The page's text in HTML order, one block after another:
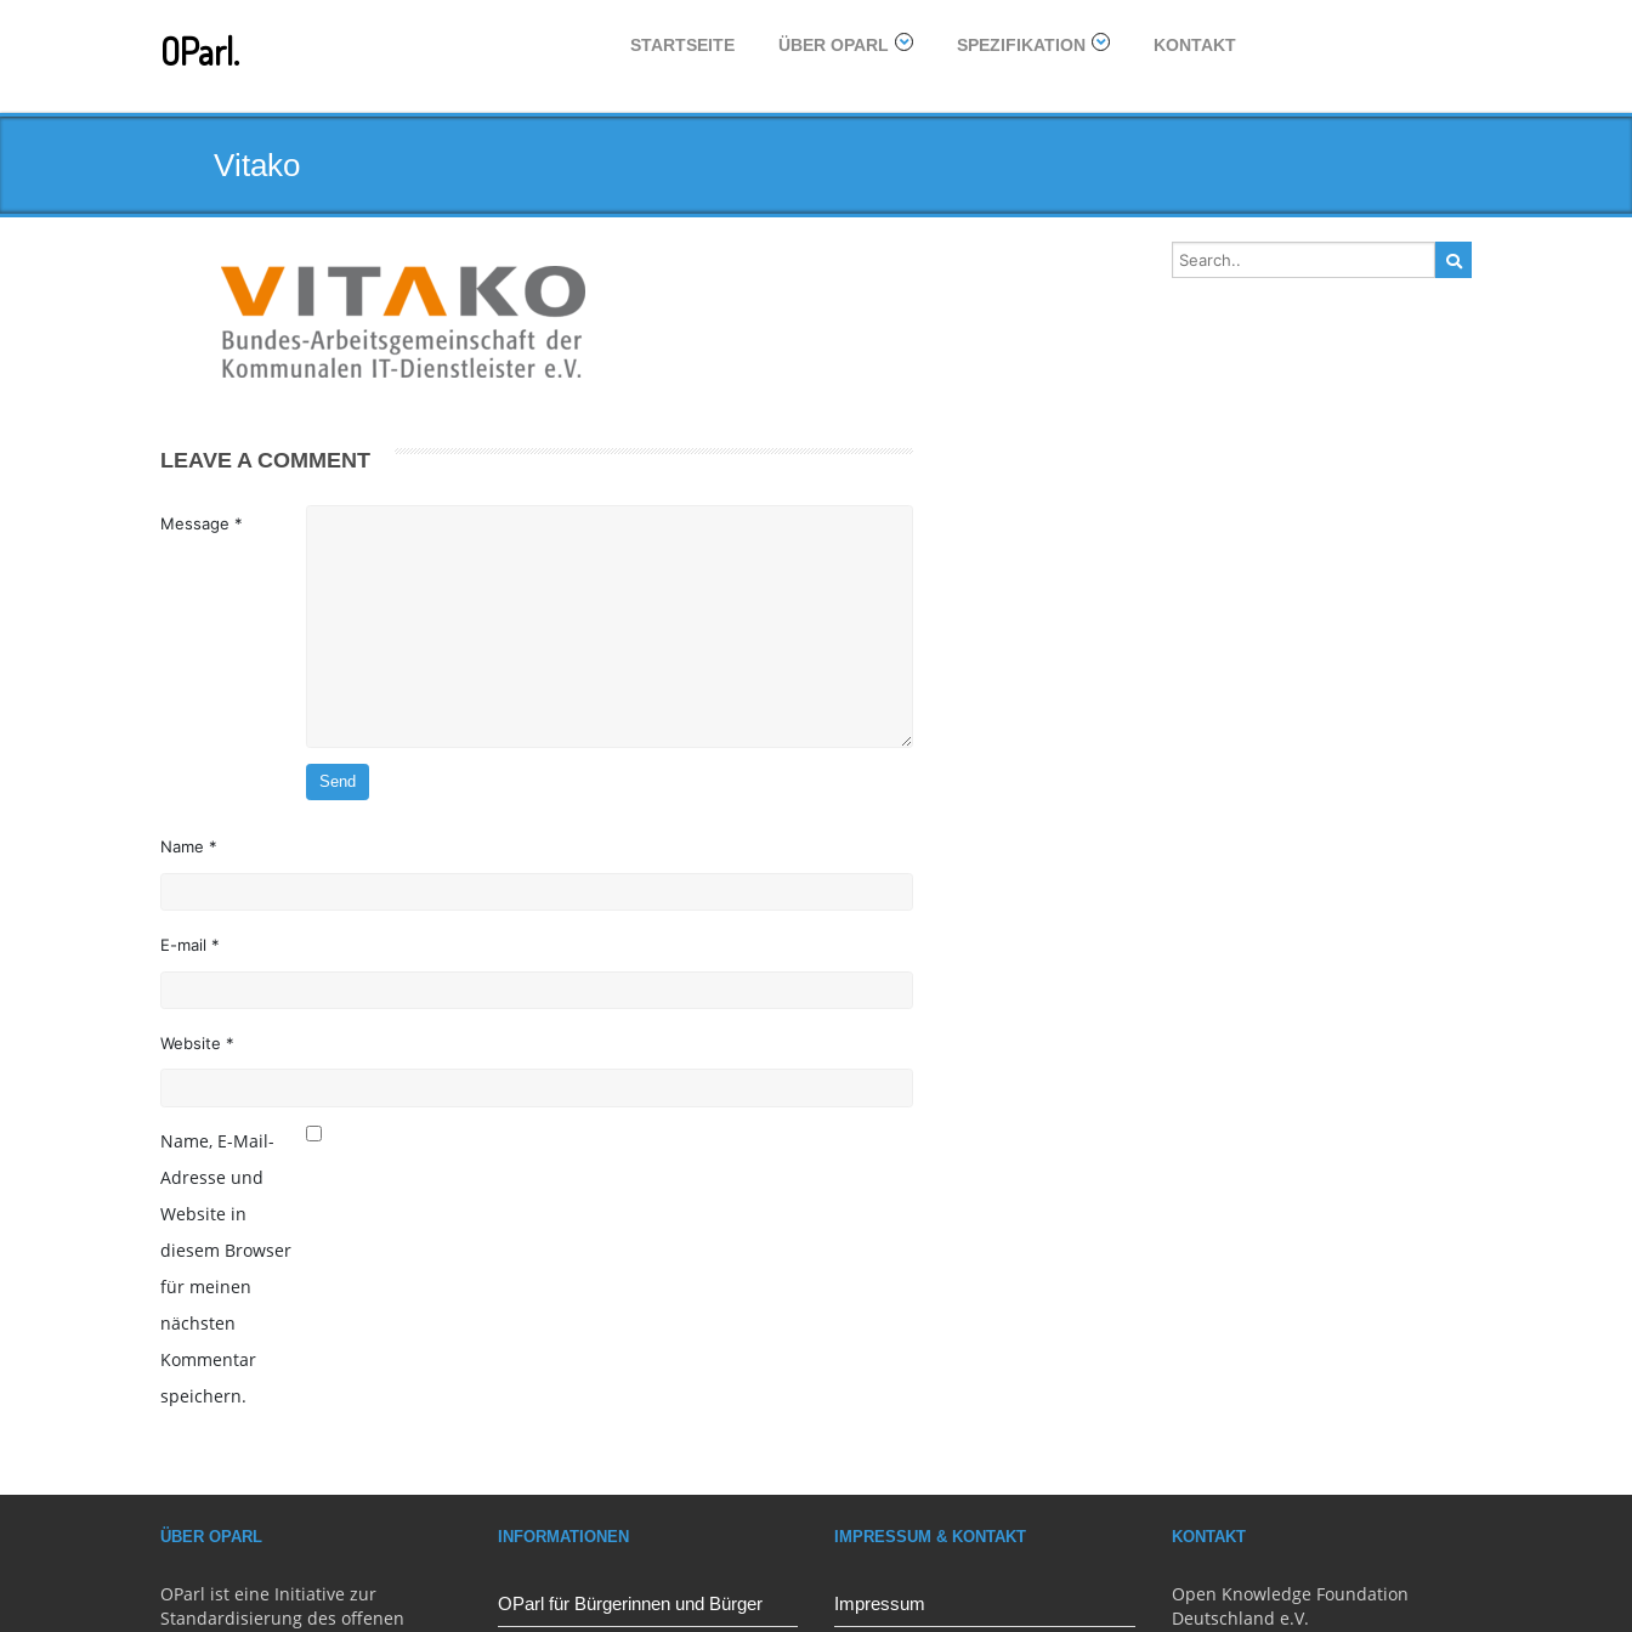
OParl. STARTSEITE ÜBER OPARL SPEZIFIKATION KONTAKT
Vitako
LEAVE A COMMENT
Message *
Name *
E-mail *
Website *
Name, E-Mail-
Adresse und
Website in
diesem Browser
für meinen
nächsten
Kommentar
speichern.
ÜBER OPARL
OParl ist eine Initiative zur
Standardisierung des offenen
INFORMATIONEN
OParl für Bürgerinnen und Bürger
IMPRESSUM & KONTAKT
Impressum
KONTAKT
Open Knowledge Foundation
Deutschland e.V.